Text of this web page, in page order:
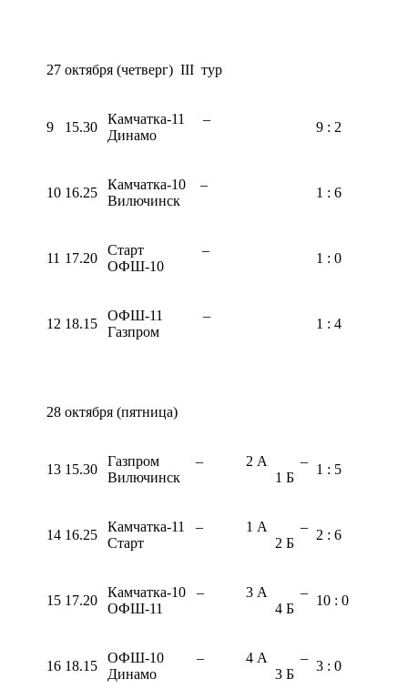
27 октября (четверг) III тур
9 15.30
Камчатка-11 –
Динамо
9 : 2
10 16.25
Камчатка-10 –
Вилючинск
1 : 6
11 17.20
Старт –
ОФШ-10
1 : 0
12 18.15
ОФШ-11 –
Газпром
1 : 4
28 октября (пятница)
13 15.30
Газпром –
Вилючинск
2 А –
1 Б
1 : 5
14 16.25
Камчатка-11 –
Старт
1 А –
2 Б
2 : 6
15 17.20
Камчатка-10 –
ОФШ-11
3 А –
4 Б
10 : 0
16 18.15
ОФШ-10 –
Динамо
4 А –
3 Б
3 : 0